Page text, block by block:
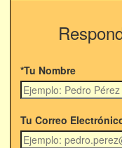
*Tu Nombre
Tu Correo